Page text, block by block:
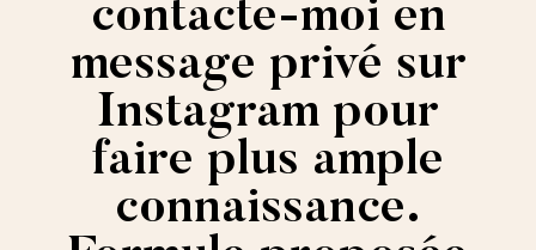
contacte-moi en
message privé sur
Instagram pour
faire plus ample
connaissance.